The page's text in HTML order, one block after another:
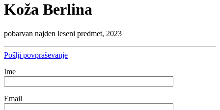
Koža Berlina
pobarvan najden leseni predmet, 2023
Pošlji povpraševanje
Ime
Email